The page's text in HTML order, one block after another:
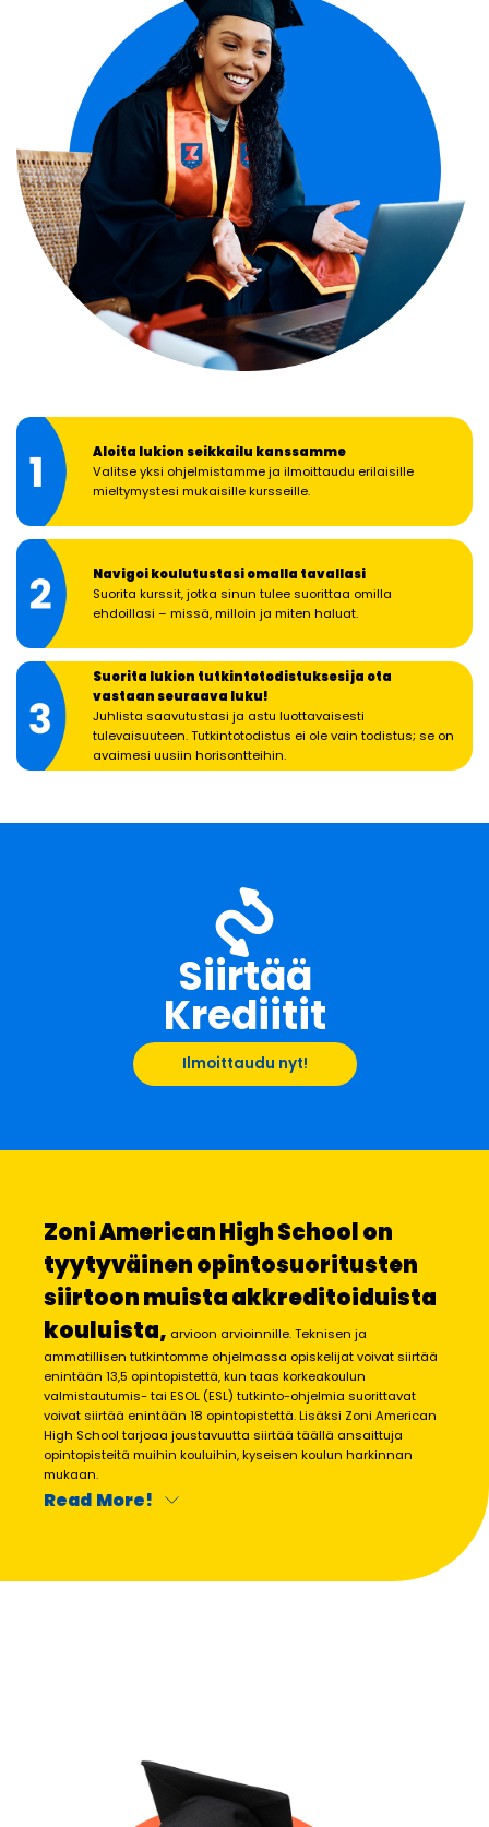
Aloita lukion seikkailu kanssamme
Valitse yksi ohjelmistamme ja ilmoittaudu erilaisille
mieltymystesi mukaisille kursseille.
Navigoi koulutustasi omalla tavallasi
Suorita kurssit, jotka sinun tulee suorittaa omilla
ehdoillasi – missä, milloin ja miten haluat.
Suorita lukion tutkintotodistuksesi ja ota
vastaan seuraava luku!
Juhlista saavutustasi ja astu luottavaisesti
tulevaisuuteen. Tutkintotodistus ei ole vain todistus; se on
avaimesi uusiin horisontteihin.
Siirtää
Krediitit
Ilmoittaudu nyt!
Zoni American High School on
tyytyväinen opintosuoritusten
siirtoon muista akkreditoiduista
kouluista, arvioon arvioinnille. Teknisen ja
ammatillisen tutkintomme ohjelmassa opiskelijat voivat siirtää
enintään 13,5 opintopistettä, kun taas korkeakoulun
valmistautumis- tai ESOL (ESL) tutkinto-ohjelmia suorittavat
voivat siirtää enintään 18 opintopistettä. Lisäksi Zoni American
High School tarjoaa joustavuutta siirtää täällä ansaittuja
opintopisteitä muihin kouluihin, kyseisen koulun harkinnan
mukaan.
Read More!